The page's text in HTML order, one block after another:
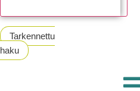
Tarkennettu
haku